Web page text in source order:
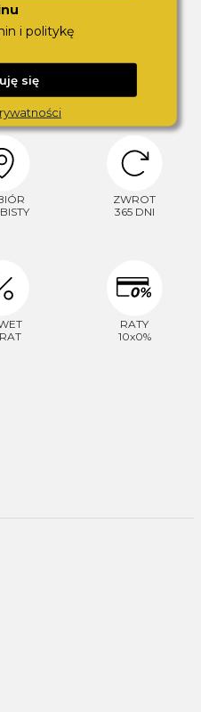
SWISS?
ZWROT
365 DNI
RATY
10x0%
i politykę
się